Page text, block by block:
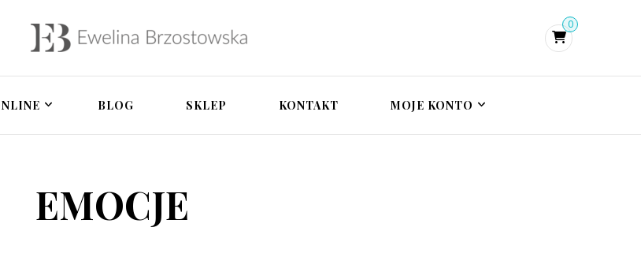
– psycholożka i psychoterapeutka
zdrada i trauma
par, rozwój osobisty, pomoc po zdradzie, terapia traumy 0
BLOG SKLEP KONTAKT MOJE KONTO
EMOCJE